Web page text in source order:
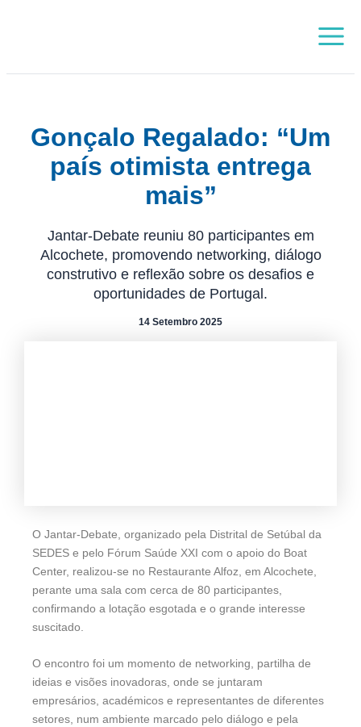
Menu
Gonçalo Regalado: “Um
país otimista entrega
mais”
Jantar-Debate reuniu 80 participantes em
Alcochete, promovendo networking, diálogo
construtivo e reflexão sobre os desafios e
oportunidades de Portugal.
14 Setembro 2025
O Jantar-Debate, organizado pela Distrital de Setúbal da
SEDES e pelo Fórum Saúde XXI com o apoio do Boat
Center, realizou-se no Restaurante Alfoz, em Alcochete,
perante uma sala com cerca de 80 participantes,
confirmando a lotação esgotada e o grande interesse
suscitado.
O encontro foi um momento de networking, partilha de
ideias e visões inovadoras, onde se juntaram
empresários, académicos e representantes de diferentes
setores, num ambiente marcado pelo diálogo e pela